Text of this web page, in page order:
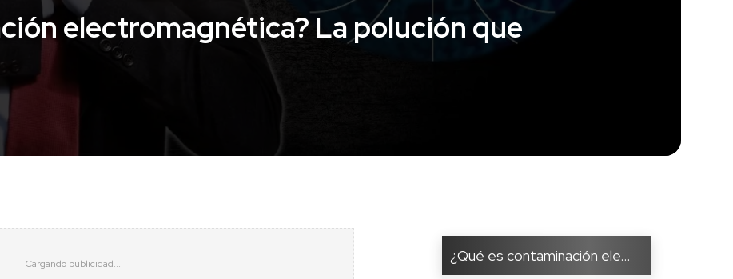
electromagnética? La polución que
¿Qué es contaminación ele...